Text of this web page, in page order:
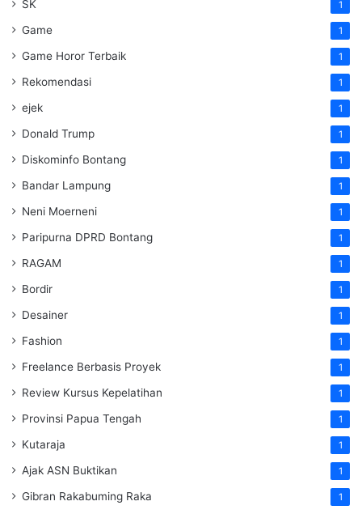
SK 1
Game 1
Game Horor Terbaik 1
Rekomendasi 1
ejek 1
Donald Trump 1
Diskominfo Bontang 1
Bandar Lampung 1
Neni Moerneni 1
Paripurna DPRD Bontang 1
RAGAM 1
Bordir 1
Desainer 1
Fashion 1
Freelance Berbasis Proyek 1
Review Kursus Kepelatihan 1
Provinsi Papua Tengah 1
Kutaraja 1
Ajak ASN Buktikan 1
Gibran Rakabuming Raka 1